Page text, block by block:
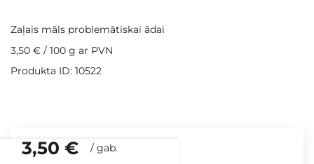
3,50 € / gab.
Zaļais māls problemātiskai ādai
3,50 € / 100 g ar PVN
Produkta ID: 10522